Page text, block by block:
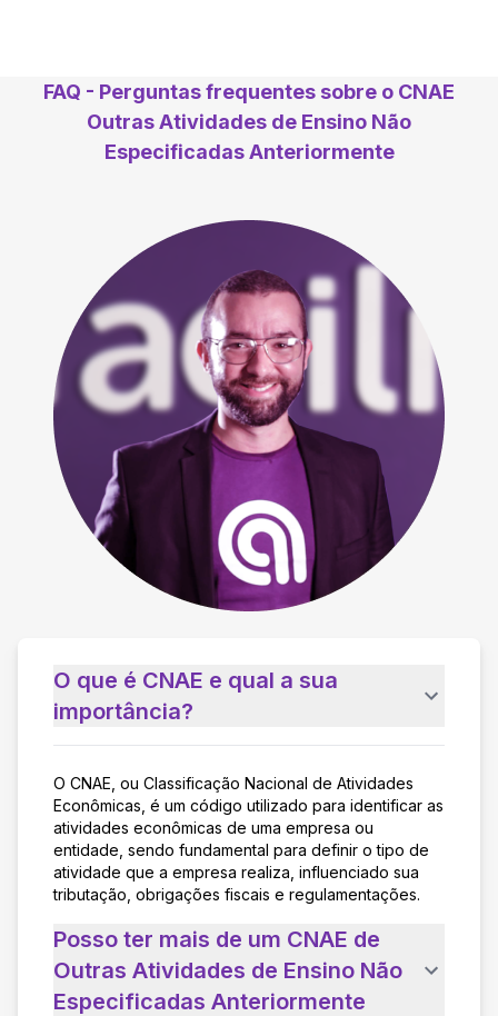
FAQ - Perguntas frequentes sobre o CNAE
Outras Atividades de Ensino Não
Especificadas Anteriormente
O que é CNAE e qual a sua
importância?
O CNAE, ou Classificação Nacional de Atividades
Econômicas, é um código utilizado para identificar as
atividades econômicas de uma empresa ou
entidade, sendo fundamental para definir o tipo de
atividade que a empresa realiza, influenciado sua
tributação, obrigações fiscais e regulamentações.
Posso ter mais de um CNAE de
Outras Atividades de Ensino Não
Especificadas Anteriormente